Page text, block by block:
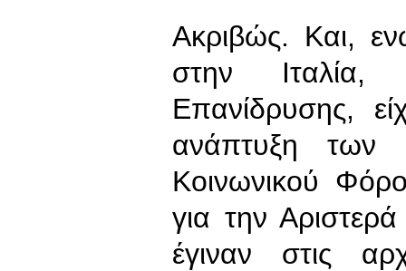
Ακριβώς. Και,
στην Ιταλία,
Επανίδρυσης,
ανάπτυξη των
Κοινωνικού
για την
έγιναν στις